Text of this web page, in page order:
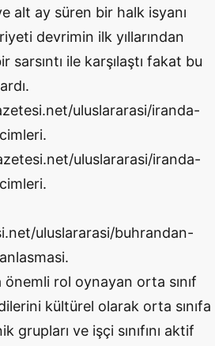
alt ay süren bir halk isyanı
devrimin ilk yıllarından
ile karşılaştı fakat bu
uluslararasi/iranda-
uluslararasi/iranda-
uluslararasi/buhrandan-
rol oynayan orta sınıf
kültürel olarak orta sınıfa
grupları ve işçi sınıfını aktif